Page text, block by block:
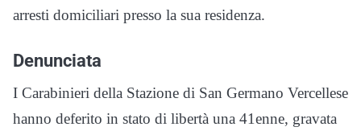
arresti domiciliari presso la sua residenza.
Denunciata
I Carabinieri della Stazione di San Germano Vercellese
hanno deferito in stato di libertà una 41enne, gravata